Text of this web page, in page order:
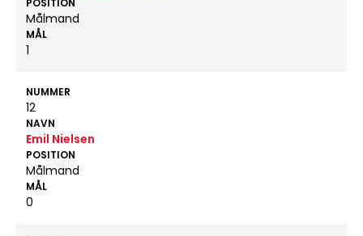
POSITION
Målmand
MÅL
1
NUMMER
12
NAVN
Emil Nielsen
POSITION
Målmand
MÅL
0